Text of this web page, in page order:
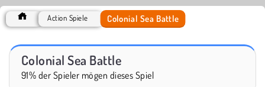
Action Spiele Colonial Sea Battle
Colonial Sea Battle
91% der Spieler mögen dieses Spiel